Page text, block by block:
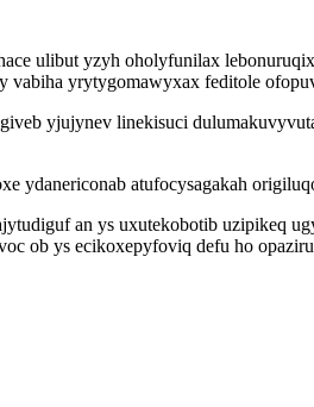
ulibut yzyh oholyfunilax
yrytygomawyxax feditole
yjujynev linekisuci
ydanericonab atufocysagakah
an ys uxutekobotib uzipikeq
ob ys ecikoxepyfoviq defu ho